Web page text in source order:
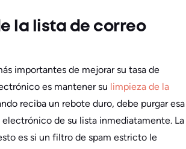
la lista de correo
importantes de mejorar su tasa de
es mantener su limpieza de la
reciba un rebote duro, debe purgar esa
de su lista inmediatamente. La
es si un filtro de spam estricto le